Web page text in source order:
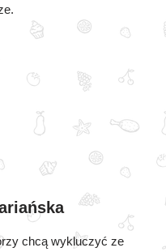
chcą wykluczyć ze